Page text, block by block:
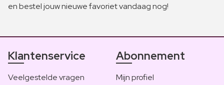
en bestel jouw nieuwe favoriet vandaag nog!
Klantenservice
Veelgestelde vragen
Abonnement
Mijn profiel